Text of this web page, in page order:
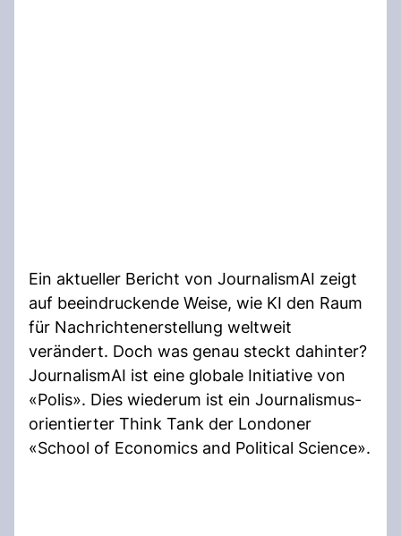
Ein aktueller Bericht von JournalismAI zeigt
auf beeindruckende Weise, wie KI den Raum
für Nachrichtenerstellung weltweit
verändert. Doch was genau steckt dahinter?
JournalismAI ist eine globale Initiative von
«Polis». Dies wiederum ist ein Journalismus-
orientierter Think Tank der Londoner
«School of Economics and Political Science».